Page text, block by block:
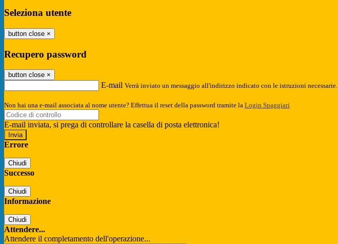
Seleziona utente
button close ×
Recupero password
button close ×
E-mail Verrà inviato un messaggio all'indirizzo indicato con le istruzioni necessarie.
Non hai una e-mail associata al nome utente? Effettua il reset della password tramite la Login Spaggiari
E-mail inviata, si prega di controllare la casella di posta elettronica!
Errore
Chiudi
Successo
Chiudi
Informazione
Chiudi
Attendere...
Attendere il completamento dell'operazione...